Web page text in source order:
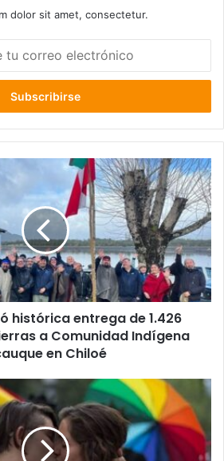
dolor sit amet, consectetur.
histórica entrega de 1.426
a Comunidad Indígena
en Chiloé